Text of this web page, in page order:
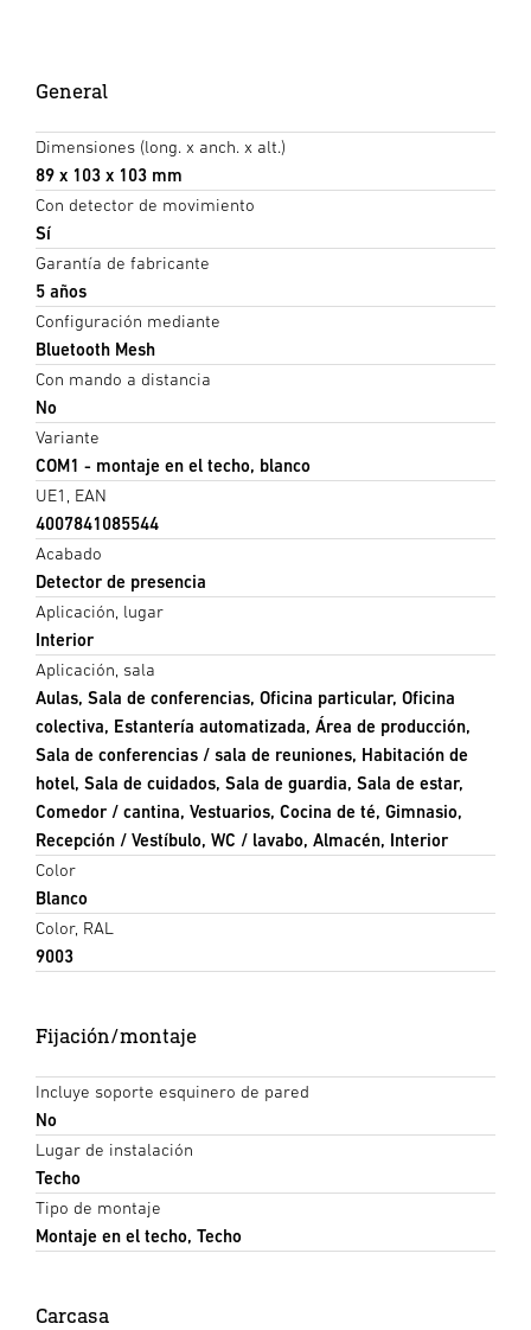
General
Dimensiones (long. x anch. x alt.)
89 x 103 x 103 mm
Con detector de movimiento
Sí
Garantía de fabricante
5 años
Configuración mediante
Bluetooth Mesh
Con mando a distancia
No
Variante
COM1 - montaje en el techo, blanco
UE1, EAN
4007841085544
Acabado
Detector de presencia
Aplicación, lugar
Interior
Aplicación, sala
Aulas, Sala de conferencias, Oficina particular, Oficina
colectiva, Estantería automatizada, Área de producción,
Sala de conferencias / sala de reuniones, Habitación de
hotel, Sala de cuidados, Sala de guardia, Sala de estar,
Comedor / cantina, Vestuarios, Cocina de té, Gimnasio,
Recepción / Vestíbulo, WC / lavabo, Almacén, Interior
Color
Blanco
Color, RAL
9003
Fijación/montaje
Incluye soporte esquinero de pared
No
Lugar de instalación
Techo
Tipo de montaje
Montaje en el techo, Techo
Carcasa